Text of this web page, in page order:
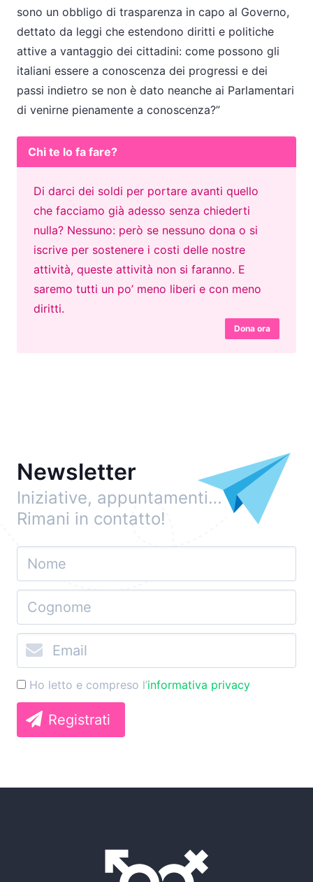
sono un obbligo di trasparenza in capo al Governo,
dettato da leggi che estendono diritti e politiche
attive a vantaggio dei cittadini: come possono gli
italiani essere a conoscenza dei progressi e dei
passi indietro se non è dato neanche ai Parlamentari
di venirne pienamente a conoscenza?”
Chi te lo fa fare?
Di darci dei soldi per portare avanti quello
che facciamo già adesso senza chiederti
nulla? Nessuno: però se nessuno dona o si
iscrive per sostenere i costi delle nostre
attività, queste attività non si faranno. E
saremo tutti un po’ meno liberi e con meno
diritti.
Dona ora
Newsletter
Iniziative, appuntamenti…
Rimani in contatto!
Ho letto e compreso l’informativa privacy
Registrati